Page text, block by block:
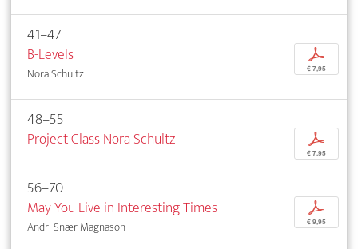
41–47
B-Levels
Nora Schultz
p
€ 7,95
48–55
Project Class Nora Schultz
p
€ 7,95
56–70
May You Live in Interesting Times
Andri Snær Magnason
p
€ 9,95